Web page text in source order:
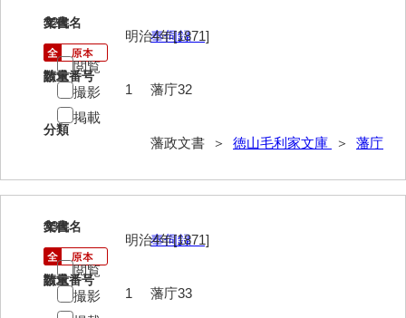
旧史編纂材料
常令録
沙汰書
総触書抜
32
文書名
奉伺録
請求番号
藩庁32
分類
藩政文書 ＞ 徳山毛利家文庫 ＞ 藩庁
年代
明治4年[1871]
数量
1
閲覧
撮影
掲載
33
文書名
奉伺録
請求番号
藩庁33
年代
明治4年[1871]
数量
1
閲覧
撮影